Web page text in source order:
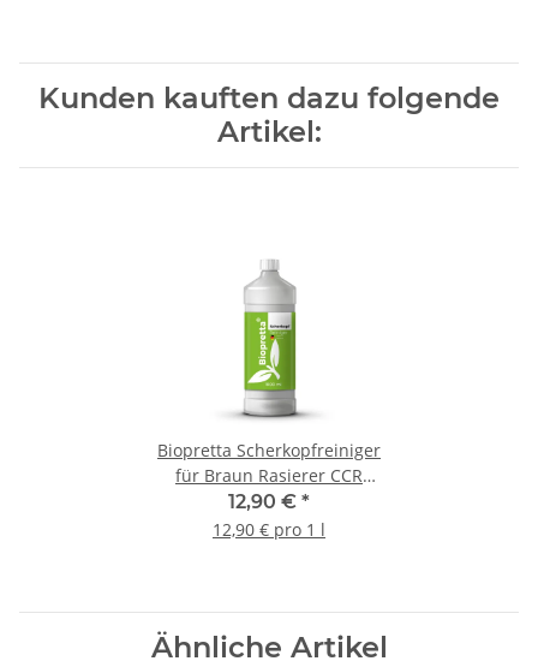
Kunden kauften dazu folgende
Artikel:
Biopretta Scherkopfreiniger
für Braun Rasierer CCR
Kartuschen 1Liter
12,90 € *
12,90 € pro 1 l
Ähnliche Artikel